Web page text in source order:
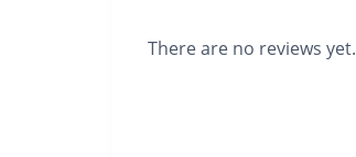
There are no reviews yet.